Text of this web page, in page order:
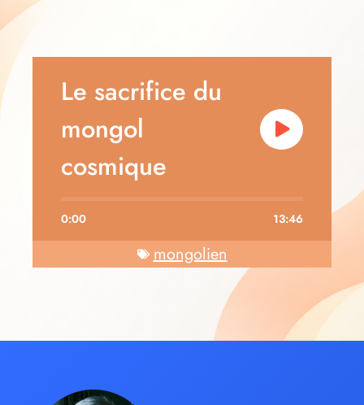
Le sacrifice du
mongol
cosmique
0:00 13:46
mongolien